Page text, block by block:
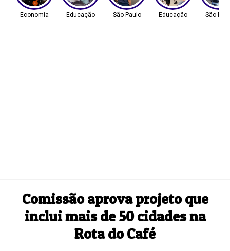
Economia Educação São Paulo Educação São
Comissão aprova projeto que
inclui mais de 50 cidades na
Rota do Café